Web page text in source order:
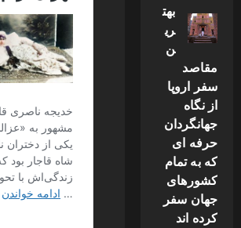
بهت
ری
ن
مقاصد
سفر اروپا
از نگاه
جهانگردان
حرفه ای
که به تمام
کشورهای
جهان سفر
کرده اند